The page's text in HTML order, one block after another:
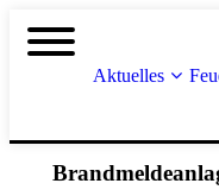
Aktuelles